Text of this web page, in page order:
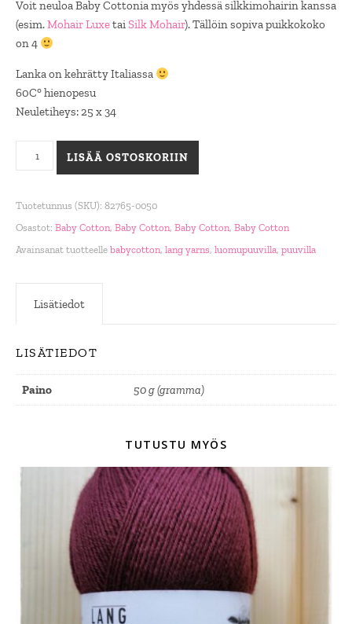
Voit neuloa Baby Cottonia myös yhdessä silkkimohairin kanssa
(esim.Mohair LuxetaiSilk Mohair). Tällöin sopiva puikkokoko
on 4
Lanka on kehrätty Italiassa
60C° hienopesu
Neuletiheys: 25 x 34
Baby Cotton, 0050 vaalea vihreänkeltainen määrä
LISÄÄ OSTOSKORIIN
Tuotetunnus (SKU): 82765-0050
Osastot: Baby Cotton, Baby Cotton, Baby Cotton, Baby Cotton
Avainsanat tuotteelle babycotton, lang yarns, luomupuuvilla, puuvilla
Lisätiedot
LISÄTIEDOT
Paino 50 g (gramma)
TUTUSTU MYÖS